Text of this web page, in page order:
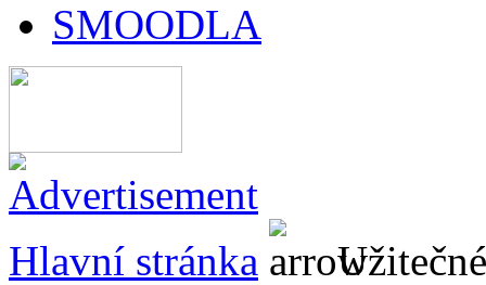
SMOODLA
Hlavní stránka